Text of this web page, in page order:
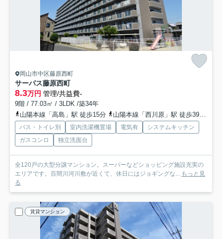
岡山市中区藤原西町
サーパス藤原西町
8.3万円 管理/共益費-
9階 / 77.03㎡ / 3LDK /築34年
山陽本線「高島」駅 徒歩15分
山陽本線「西川原」駅 徒歩39分
バス・トイレ別 室内洗濯機置場 電気有
システムキッチン
ガスコンロ
独立洗面台
全120戸の大型分譲マンション。スーパーなどショッピング施設充実の
エリアです。百間川河川敷が近くて、休日にはジョギングな... もっと見
る
賃貸マンション